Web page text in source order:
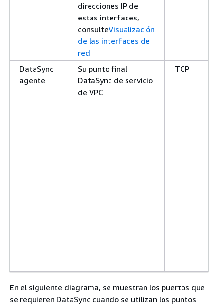
direcciones IP de
estas interfaces,
consulteVisualización
de las interfaces de
red.
DataSync
agente
Su punto final
DataSync de servicio
de VPC
TCP
En el siguiente diagrama, se muestran los puertos que
se requieren DataSync cuando se utilizan los puntos